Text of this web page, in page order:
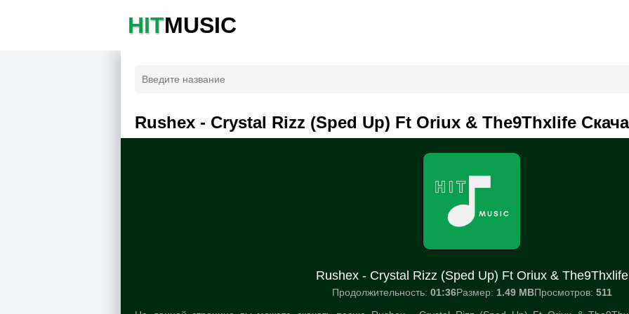
HITMUSIC
Rushex - Crystal Rizz (Sped Up) Ft Oriux & The9Thxlife
Rushex - Crystal Rizz (Sped Up) Ft Oriux & The9Thxlife
Продолжительность: 01:36Размер: 1.49 MBПросмотров: 511